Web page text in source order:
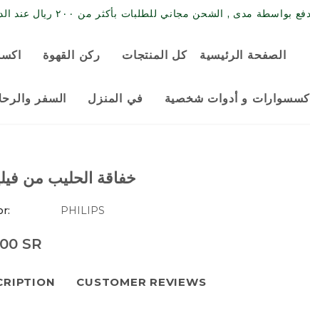
مدى , الشحن مجاني للطلبات بأكثر من ٢٠٠ ريال عند الدفع بـ مدى / البطاقة الائتمانية
الصفحة الرئيسية كل المنتجات ركن القهوة
و أدوات شخصية في المنزل السفر
خفاقة الحليب من
PHILIPS
SR
CUSTOMER REVIEWS